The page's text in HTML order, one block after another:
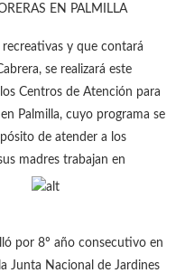
EN PALMILLA
y que contará
se realizará este
Centros de Atención para
Palmilla, cuyo programa se
de atender a los
madres trabajan en
por 8º año consecutivo en
Junta Nacional de Jardines